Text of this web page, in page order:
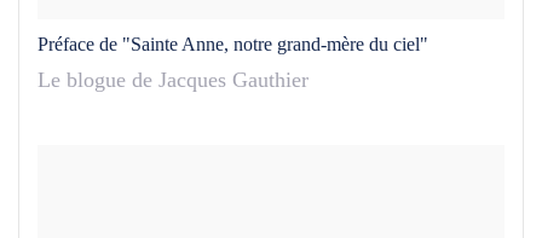
Préface de "Sainte Anne, notre grand-mère du ciel"
Le blogue de Jacques Gauthier